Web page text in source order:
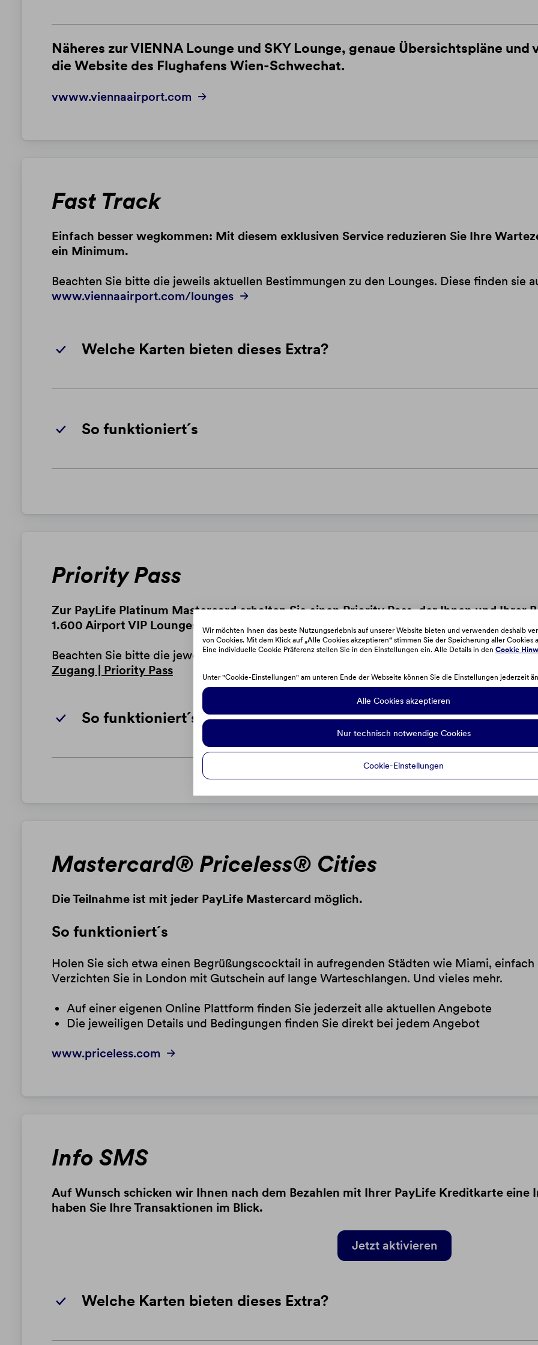
Näheres zur VIENNA Lounge und SKY Lounge, genaue Übersichtspläne
die Website des Flughafens Wien-Schwechat.
vwww.viennaairport.com
Fast Track
Einfach besser wegkommen: Mit diesem exklusiven Service reduzieren Sie Ihre
ein Minimum.
Beachten Sie bitte die jeweils aktuellen Bestimmungen zu den Lounges. Diese finden sie
www.viennaairport.com/lounges
Welche Karten bieten dieses Extra?
So funktioniert´s
Priority Pass
Zur PayLife Platinum Mastercard erhalten Sie einen Priority Pass, der Ihnen und Ihrer
1.600 Airport VIP Lounges gewährt - 5 Zutritte pro Jahr sogar kostenlos.
Beachten Sie bitte die jeweils aktuellen Bestimmungen zu den Lounges. Diese finden sie
Zugang | Priority Pass
So funktioniert´s
Mastercard® Priceless® Cities
Die Teilnahme ist mit jeder PayLife Mastercard möglich.
So funktioniert´s
Holen Sie sich etwa einen Begrüßungscocktail in aufregenden Städten wie Miami,
Verzichten Sie in London mit Gutschein auf lange Warteschlangen. Und vieles mehr.
Auf einer eigenen Online Plattform finden Sie jederzeit alle aktuellen Angebote
Die jeweiligen Details und Bedingungen finden Sie direkt bei jedem Angebot
www.priceless.com
Info SMS
Auf Wunsch schicken wir Ihnen nach dem Bezahlen mit Ihrer PayLife Kreditkarte eine
haben Sie Ihre Transaktionen im Blick.
Jetzt aktivieren​​​​​​​​​​​​​
Welche Karten bieten dieses Extra?
Wir möchten Ihnen das beste Nutzungserlebnis auf unserer Website bieten und verwenden deshalb
von Cookies. Mit dem Klick auf „Alle Cookies akzeptieren“ stimmen Sie der Speicherung aller Cookies
Eine individuelle Cookie Präferenz stellen Sie in den Einstellungen ein. Alle Details in den Cookie
Unter "Cookie-Einstellungen" am unteren Ende der Webseite können Sie die Einstellungen jederzeit
Alle Cookies akzeptieren
Nur technisch notwendige Cookies
Cookie-Einstellungen